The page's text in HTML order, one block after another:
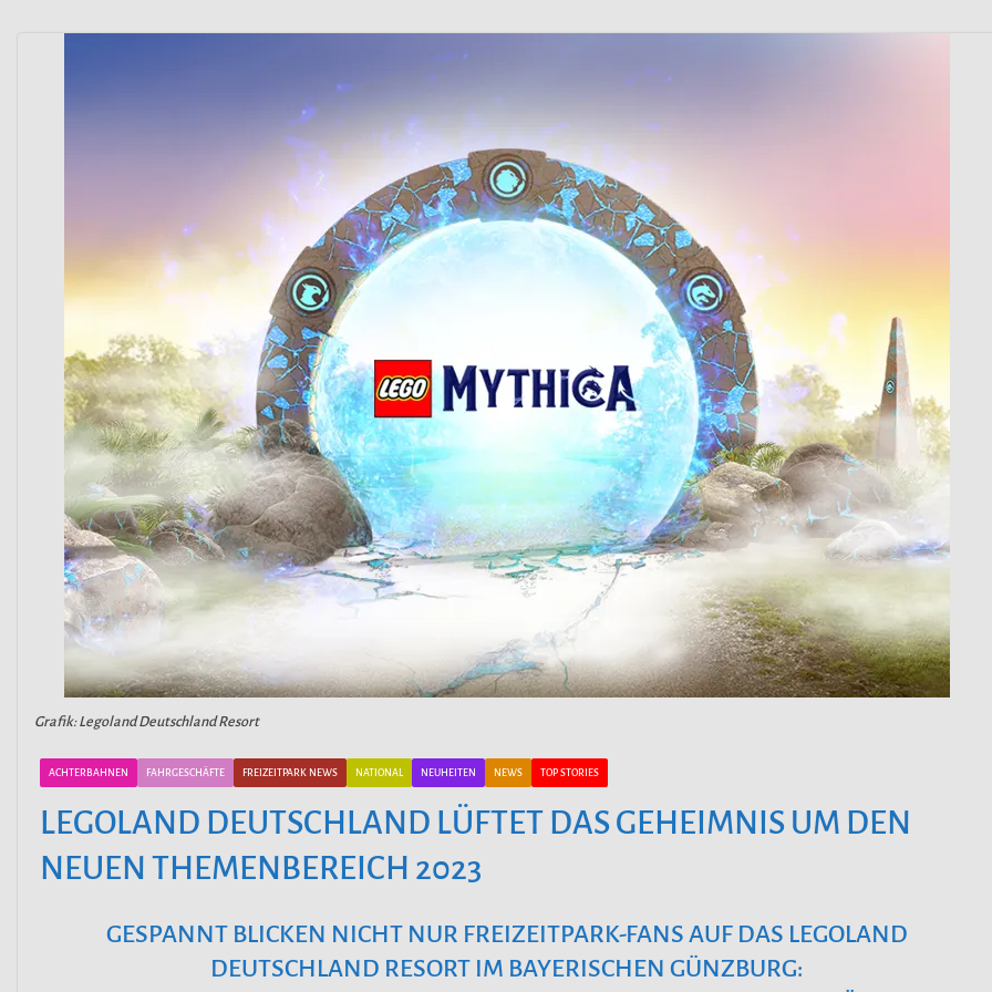
Grafik: Legoland Deutschland Resort
ACHTERBAHNEN FAHRGESCHÄFTE FREIZEITPARK NEWS NATIONAL NEUHEITEN NEWS TOP STORIES
LEGOLAND DEUTSCHLAND LÜFTET DAS GEHEIMNIS UM DEN
NEUEN THEMENBEREICH 2023
GESPANNT BLICKEN NICHT NUR FREIZEITPARK-FANS AUF DAS LEGOLAND
DEUTSCHLAND RESORT IM BAYERISCHEN GÜNZBURG: